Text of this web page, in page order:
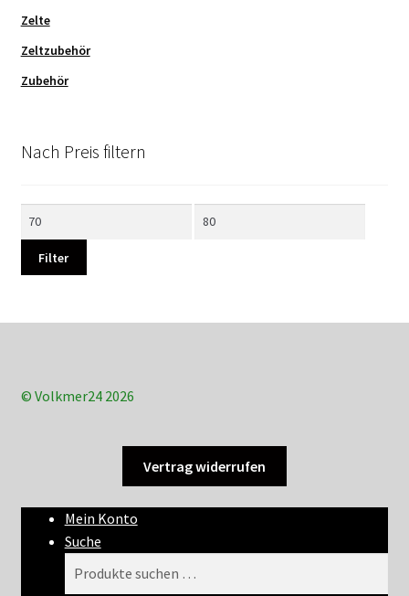
Zelte
Zeltzubehör
Zubehör
Nach Preis filtern
Filter
© Volkmer24 2026
Vertrag widerrufen
Mein Konto
Suche